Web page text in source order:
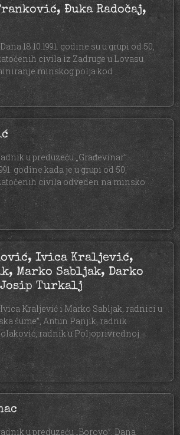
Đuka Radočaj,
18.10.1991. godine su u grupi od 50,
civila iz Zadruge u Lovasu
minskog polja kod
u preduzeću „Građevinar”.
godine kada je u grupi od 50,
civila odveden na minsko
Ivica Kraljević,
Marko Sabljak, Darko
Turkalj
Kraljević i Marko Sabljak, radnici u
šume”, Antun Panjik, radnik
radnik u Poljoprivrednoj
u preduzeću „Borovo”. Dana